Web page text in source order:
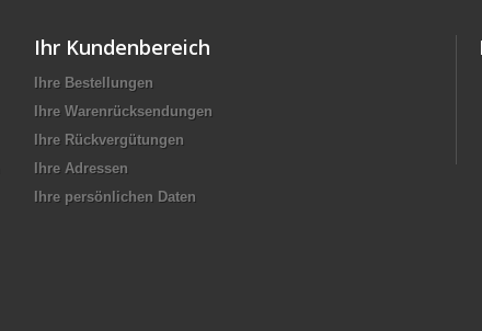
Ihr Kundenbereich
Ihre Bestellungen
Ihre Warenrücksendungen
Ihre Rückvergütungen
Ihre Adressen
Ihre persönlichen Daten